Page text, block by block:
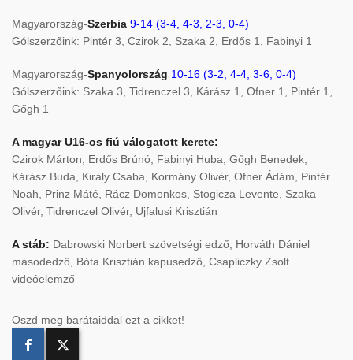
Magyarország-Szerbia 9-14 (3-4, 4-3, 2-3, 0-4)
Gólszerzőink: Pintér 3, Czirok 2, Szaka 2, Erdős 1, Fabinyi 1
Magyarország-Spanyolország 10-16 (3-2, 4-4, 3-6, 0-4)
Gólszerzőink: Szaka 3, Tidrenczel 3, Kárász 1, Ofner 1, Pintér 1,
Gőgh 1
A magyar U16-os fiú válogatott kerete:
Czirok Márton, Erdős Brúnó, Fabinyi Huba, Gőgh Benedek,
Kárász Buda, Király Csaba, Kormány Olivér, Ofner Ádám, Pintér
Noah, Prinz Máté, Rácz Domonkos, Stogicza Levente, Szaka
Olivér, Tidrenczel Olivér, Ujfalusi Krisztián
A stáb: Dabrowski Norbert szövetségi edző, Horváth Dániel
másodedző, Bóta Krisztián kapusedző, Csapliczky Zsolt
videóelemző
Oszd meg barátaiddal ezt a cikket!